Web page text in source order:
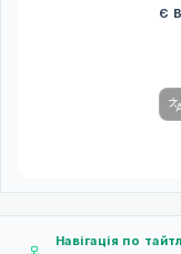
Є
Навігація по